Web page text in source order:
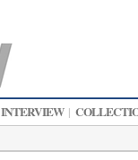
INTERVIEW |